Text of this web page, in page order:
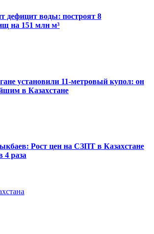
дефицит воды: построят 8
на 151 млн м³
установили 11-метровый купол: он
в Казахстане
Рост цен на СЗПТ в Казахстане
4 раза